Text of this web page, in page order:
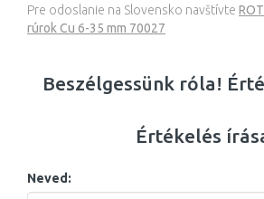
Pre odoslanie na Slovensko navštívte
rúrok Cu 6-35 mm 70027
Beszélgessünk róla!
Értékelés
Neved: